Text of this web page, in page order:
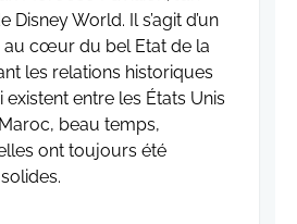
Disney World. Il s’agit d’un
cœur du bel Etat de la
les relations historiques
entre les États Unis
beau temps,
ont toujours été